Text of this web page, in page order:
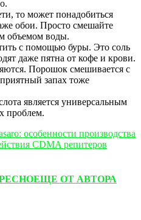
то может понадобиться
обои. Просто смешайте
объемом воды.
с помощью буры. Это соль
даже пятна от кофе и крови.
Порошок смешивается с
запах тоже
является универсальным
проблем.
особенности производства
CDMA репитеров
ЕЩЕ ОТ АВТОРА